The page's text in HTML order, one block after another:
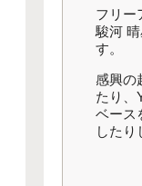
フリー
駿河
す。
感興の
たり、
ベース
したり